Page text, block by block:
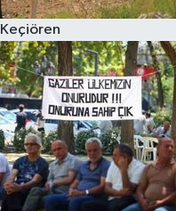
Keçiören